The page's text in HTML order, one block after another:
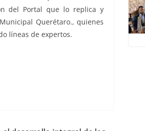
del Portal que lo replica y
Querétaro., quienes
líneas de expertos.